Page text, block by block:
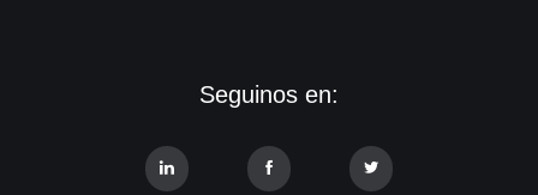
Seguinos en: